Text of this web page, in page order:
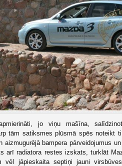
jo viņu mašīna,
tām satiksmes plūsmā spēs noteikt
bampera pārveidojumus
arī radiatora restes izskats, turklāt
vēl jāpieskaita septiņi jauni